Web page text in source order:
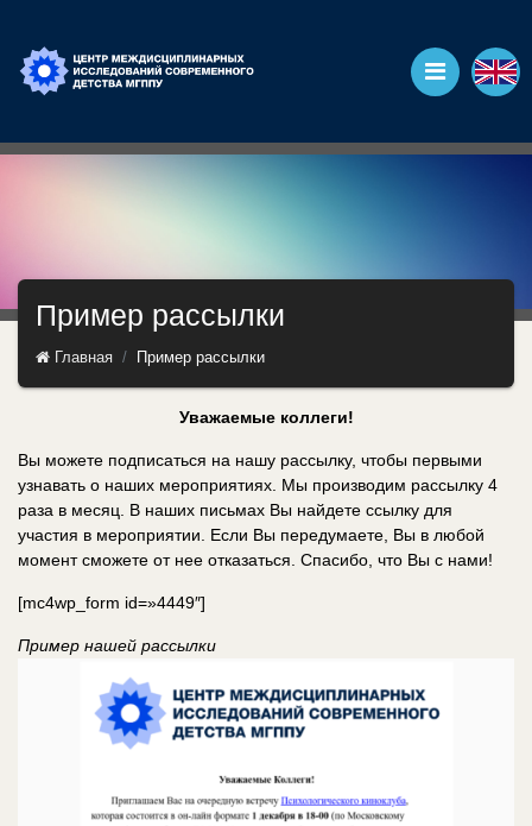
Пример рассылки
Главная Пример рассылки
Уважаемые коллеги!
Вы можете подписаться на нашу рассылку, чтобы первыми
узнавать о наших мероприятиях. Мы производим рассылку 4
раза в месяц. В наших письмах Вы найдете ссылку для
участия в мероприятии. Если Вы передумаете, Вы в любой
момент сможете от нее отказаться. Спасибо, что Вы с нами!
[mc4wp_form id=»4449″]
Пример нашей рассылки